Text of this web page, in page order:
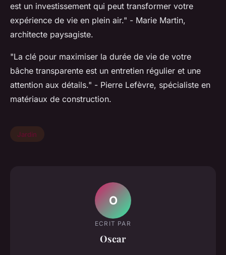
est un investissement qui peut transformer votre
expérience de vie en plein air." - Marie Martin,
architecte paysagiste.
"La clé pour maximiser la durée de vie de votre
bâche transparente est un entretien régulier et une
attention aux détails." - Pierre Lefèvre, spécialiste en
matériaux de construction.
Jardin
O
ECRIT PAR
Oscar